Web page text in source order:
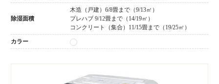
除湿面積
木造（戸建）6/8畳まで（9/13㎡）
プレハブ 9/12畳まで（14/19㎡）
コンクリート（集合）11/15畳まで（19/25㎡）
カラー